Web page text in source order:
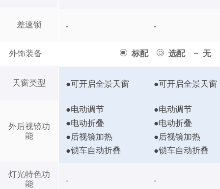
差速锁
外饰装备 标配 选配 无
天窗类型
外后视镜功
能
灯光特色功
能
- -
●可开启全景天窗 ●可开启全景天窗
●电动调节
●电动折叠
●后视镜加热
●锁车自动折叠
●电动调节
●电动折叠
●后视镜加热
●锁车自动折叠
- -